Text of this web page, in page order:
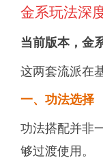
金系玩法深
当前版本，金
这两套流派在
一、功法选择
功法搭配并非
够过渡使用。